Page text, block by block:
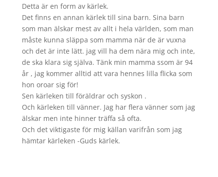
Detta är en form av kärlek.
Det finns en annan kärlek till sina barn. Sina barn
som man älskar mest av allt i hela världen, som man
måste kunna släppa som mamma när de är vuxna
och det är inte lätt. jag vill ha dem nära mig och inte,
de ska klara sig själva. Tänk min mamma ssom är 94
år , jag kommer alltid att vara hennes lilla flicka som
hon oroar sig för!
Sen kärleken till föräldrar och syskon .
Och kärleken till vänner. Jag har flera vänner som jag
älskar men inte hinner träffa så ofta.
Och det viktigaste för mig källan varifrån som jag
hämtar kärleken -Guds kärlek.